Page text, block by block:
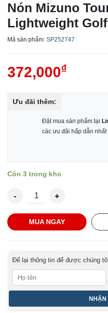
Nón Mizuno
Lightweight
Mã sản phẩm: SP252747
372,000₫
Ưu đãi thêm:
Đặt mua sản phẩm tại
các ưu đãi hấp dẫn
Còn 3 trong kho
Nón Mizuno Tour
MUA NGAY
Để lại thông tin để được chúng